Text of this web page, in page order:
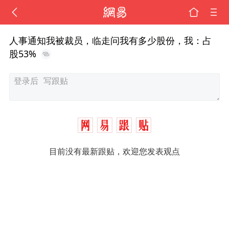
人事通知我被裁员，临走问我有多少股份，我：占
股53%
目前没有最新跟贴，欢迎您发表观点